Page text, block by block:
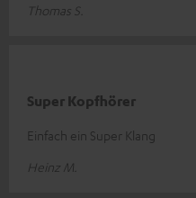
Thomas S.
Super Kopfhörer
Einfach ein Super Klang
Heinz M.